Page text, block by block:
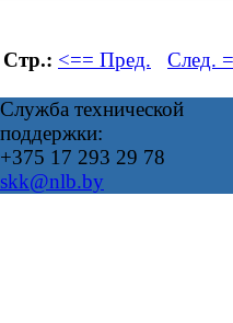
Стр.: <== Пред. След.
Служба технической
поддержки:
+375 17 293 29 78
skk@nlb.by